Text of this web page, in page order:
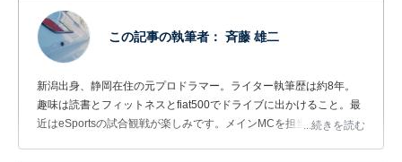
この記事の執筆者： 斉藤 雄二
新潟出身、静岡在住の元プロドラマー。ライター執筆歴は約8年。
趣味は読書とフィットネスとfiat500でドライブに出かけること。最
近はeSportsの試合観戦が楽しみです。メインMCを担当する...続きを読む